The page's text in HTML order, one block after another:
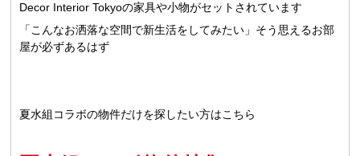
Decor Interior Tokyoの家具や小物がセットされています
「こんなお洒落な空間で新生活をしてみたい」そう思えるお部
屋が必ずあるはず
夏水組コラボの物件だけを探したい方はこちら